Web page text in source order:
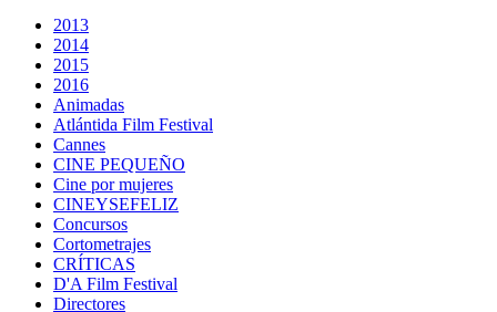
2013
2014
2015
2016
Animadas
Atlántida Film Festival
Cannes
CINE PEQUEÑO
Cine por mujeres
CINEYSEFELIZ
Concursos
Cortometrajes
CRÍTICAS
D'A Film Festival
Directores